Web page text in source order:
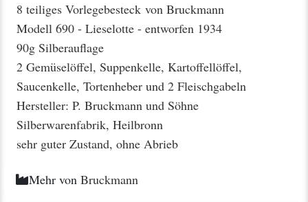
8 teiliges Vorlegebesteck von Bruckmann
Modell 690 - Lieselotte - entworfen 1934
90g Silberauflage
2 Gemüselöffel, Suppenkelle, Kartoffellöffel,
Saucenkelle, Tortenheber und 2 Fleischgabeln
Hersteller: P. Bruckmann und Söhne
Silberwarenfabrik, Heilbronn
sehr guter Zustand, ohne Abrieb
Mehr von Bruckmann